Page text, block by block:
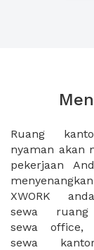
Ruang
nyaman akan
pekerjaan
XWORK
sewa ruang
sewa office,
sewa
dapat
pengurusan
usaha
seperti surat
Tanda
Perusahaan,
Usaha
dan atau akte